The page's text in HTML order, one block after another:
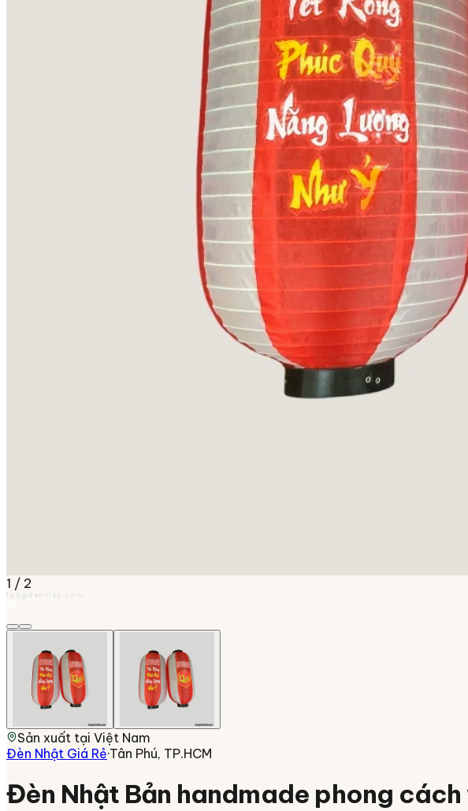
1 / 2
longdenviet.com
Sản xuất tại Việt Nam
Đèn Nhật Giá Rẻ·Tân Phú, TP.HCM
Đèn Nhật Bản handmade phong